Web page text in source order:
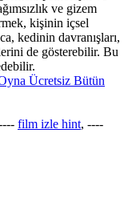
ve gizem
kişinin içsel
kedinin davranışları,
de gösterebilir. Bu
Ücretsiz Bütün
film izle hint, ----